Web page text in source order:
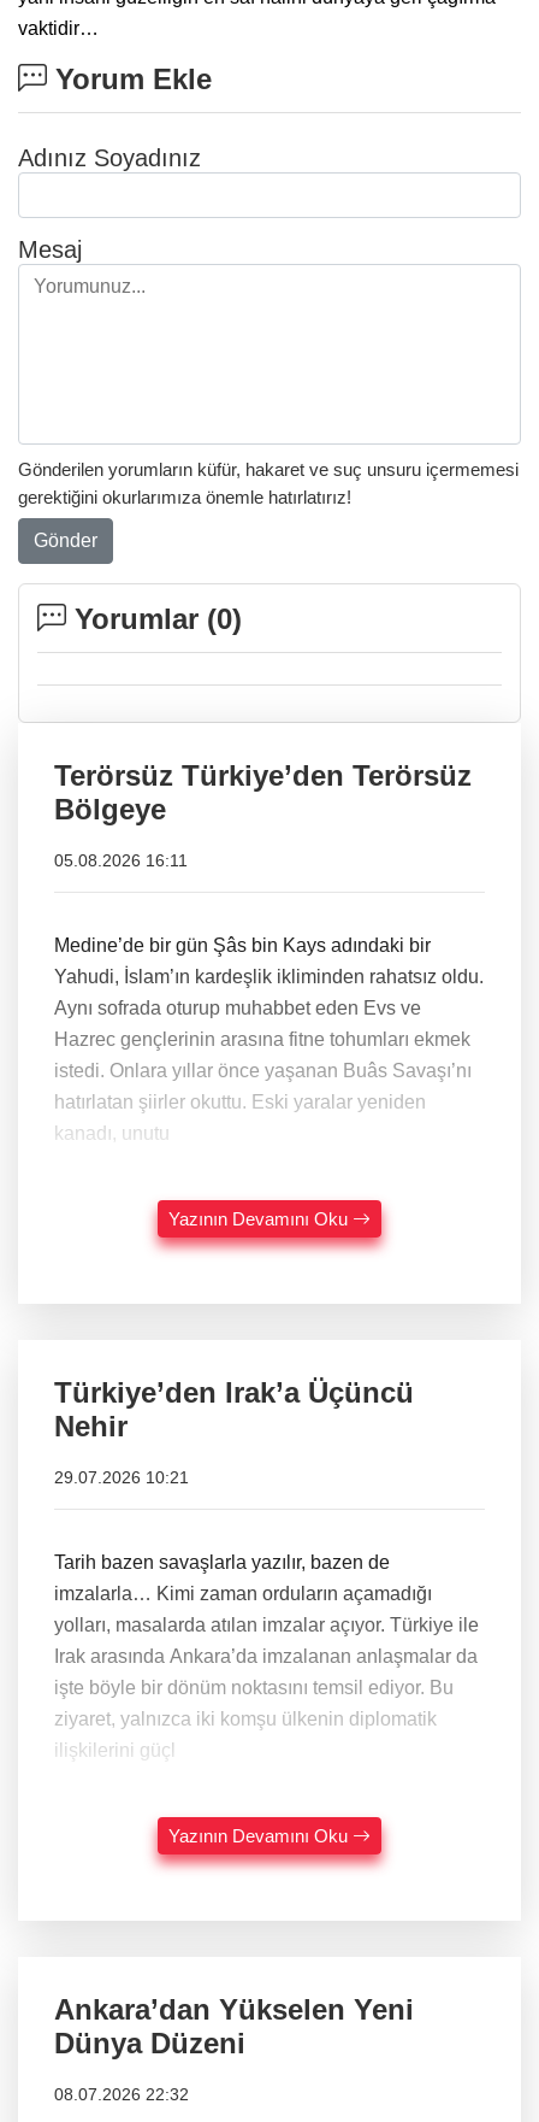
vaktidir…
Yorum Ekle
Adınız Soyadınız
Mesaj
Gönderilen yorumların küfür, hakaret ve suç unsuru içermemesi
gerektiğini okurlarımıza önemle hatırlatırız!
Gönder
Yorumlar (0)
Terörsüz Türkiye’den Terörsüz
Bölgeye
05.08.2026 16:11
Medine’de bir gün Şâs bin Kays adındaki bir
Yahudi, İslam’ın kardeşlik ikliminden rahatsız oldu.
Aynı sofrada oturup muhabbet eden Evs ve
Hazrec gençlerinin arasına fitne tohumları ekmek
istedi. Onlara yıllar önce yaşanan Buâs Savaşı’nı
hatırlatan şiirler okuttu. Eski yaralar yeniden
kanadı, unutu
Yazının Devamını Oku
Türkiye’den Irak’a Üçüncü
Nehir
29.07.2026 10:21
Tarih bazen savaşlarla yazılır, bazen de
imzalarla… Kimi zaman orduların açamadığı
yolları, masalarda atılan imzalar açıyor. Türkiye ile
Irak arasında Ankara’da imzalanan anlaşmalar da
işte böyle bir dönüm noktasını temsil ediyor. Bu
ziyaret, yalnızca iki komşu ülkenin diplomatik
ilişkilerini güçl
Yazının Devamını Oku
Ankara’dan Yükselen Yeni
Dünya Düzeni
08.07.2026 22:32